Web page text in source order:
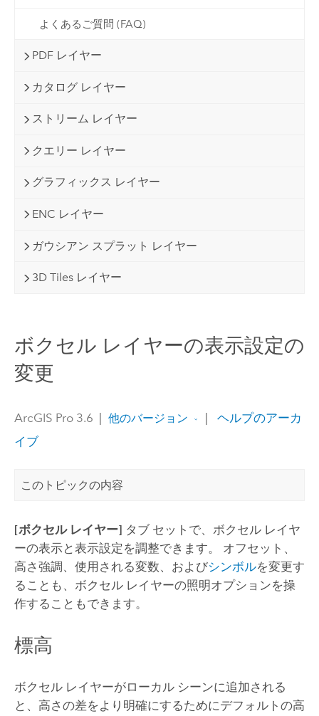
よくあるご質問 (FAQ)
PDF レイヤー
カタログ レイヤー
ストリーム レイヤー
クエリー レイヤー
グラフィックス レイヤー
ENC レイヤー
ガウシアン スプラット レイヤー
3D Tiles レイヤー
ボクセル レイヤーの表示設定の
変更
ArcGIS Pro 3.6 他のバージョン
ヘルプのアーカ
イブ
このトピックの内容
[ボクセル レイヤー] タブ セットで、ボクセル レイヤ
ーの表示と表示設定を調整できます。 オフセット、
高さ強調、使用される変数、およびシンボルを変更す
ることも、ボクセル レイヤーの照明オプションを操
作することもできます。
標高
ボクセル レイヤーがローカル シーンに追加される
と、高さの差をより明確にするためにデフォルトの高